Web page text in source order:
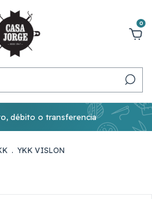
0
débito o transferencia
. YKK VISLON